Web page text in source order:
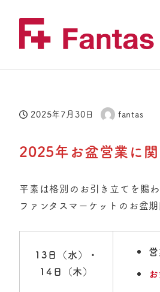
投稿日
2025年7月30日
著
fantas
2025年お盆営業に
平素は格別のお引き立てを賜
ファンタスマーケットのお盆
13日（水）・
14日（木）